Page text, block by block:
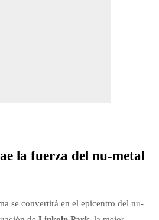
la fuerza del nu-metal
se convertirá en el epicentro del nu-